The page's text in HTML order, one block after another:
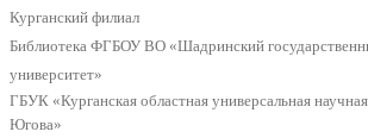
Курганский филиал
Библиотека ФГБОУ ВО «Шадринский
университет»
ГБУК «Курганская областная универсальная
Югова»